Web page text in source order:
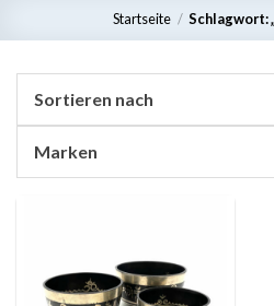
Startseite / Schlagwort:
Sortieren nach
Marken